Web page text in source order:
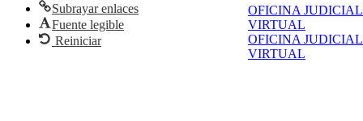
OFICINA JUDICIAL
VIRTUAL
OFICINA JUDICIAL
VIRTUAL
Subrayar enlaces
Fuente legible
Reiniciar